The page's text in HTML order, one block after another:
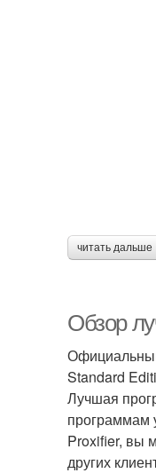
читать
Обзор
Standard
Лучшая
программам
Proxifier, вы
других